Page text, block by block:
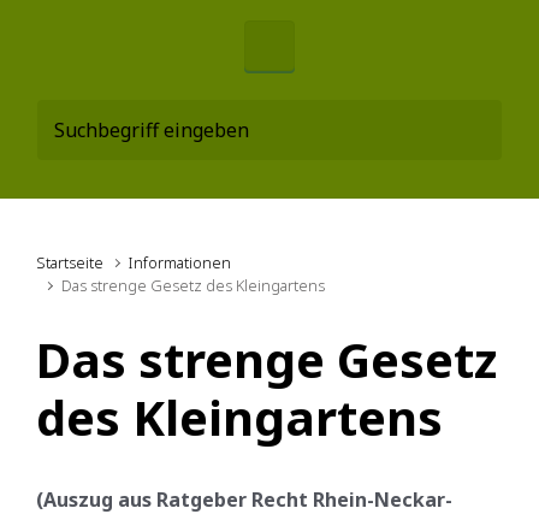
Startseite
Informationen
Das strenge Gesetz des Kleingartens
Das strenge Gesetz
des Kleingartens
(Auszug aus Ratgeber Recht Rhein-Neckar-